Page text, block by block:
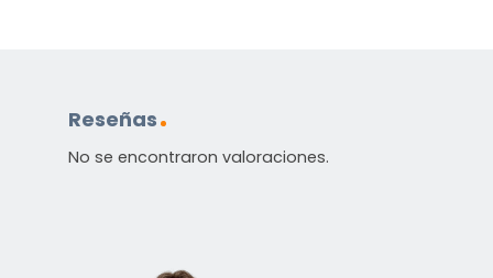
Reseñas
No se encontraron valoraciones.